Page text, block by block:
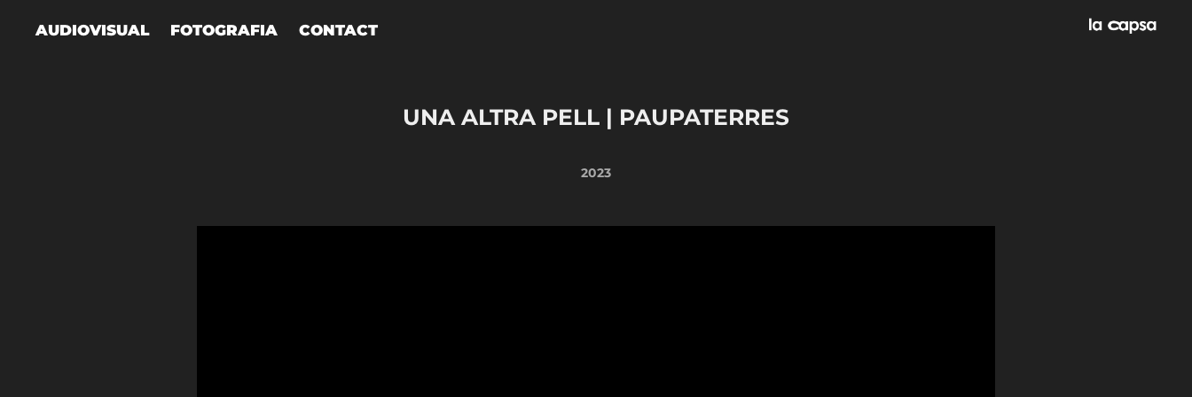
AUDIOVISUAL FOTOGRAFIA CONTACT
UNA ALTRA PELL | PAUPATERRES
2023